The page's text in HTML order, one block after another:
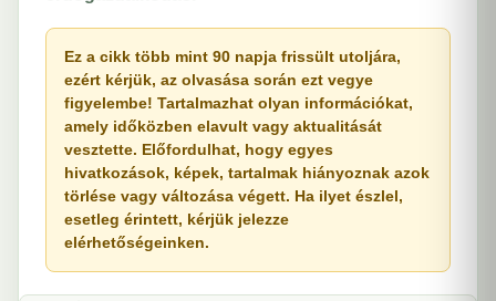
Ez a cikk több mint 90 napja frissült utoljára,
ezért kérjük, az olvasása során ezt vegye
figyelembe! Tartalmazhat olyan információkat,
amely időközben elavult vagy aktualitását
vesztette. Előfordulhat, hogy egyes
hivatkozások, képek, tartalmak hiányoznak azok
törlése vagy változása végett. Ha ilyet észlel,
esetleg érintett, kérjük jelezze
elérhetőségeinken.